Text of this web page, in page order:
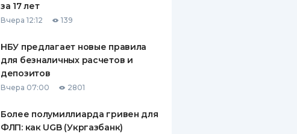
за 17 лет
Вчера 12:12 139
НБУ предлагает новые правила
для безналичных расчетов и
депозитов
Вчера 07:00 2801
Более полумиллиарда гривен для
ФЛП: как UGB (Укргазбанк)